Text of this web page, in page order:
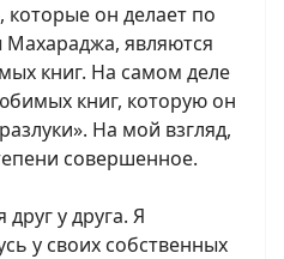
которые он делает по
Махараджа, являются
книг. На самом деле
книг, которую он
На мой взгляд,
совершенное.
у друга. Я
у своих собственных